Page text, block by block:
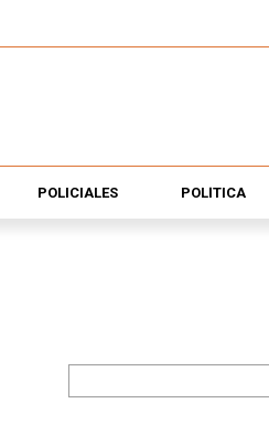
POLICIALES POLÍTICA